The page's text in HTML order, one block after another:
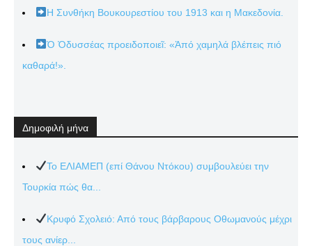
Η Συνθήκη Βουκουρεστίου του 1913 και η Μακεδονία.
Ὁ Ὀδυσσέας προειδοποιεῖ: «Ἀπό χαμηλά βλέπεις πιό
καθαρά!».
Δημοφιλή μήνα
Το ΕΛΙΑΜΕΠ (επί Θάνου Ντόκου) συμβουλεύει την
Τουρκία πώς θα...
Κρυφό Σχολειό: Από τους βάρβαρους Οθωμανούς μέχρι
τους ανίερ...